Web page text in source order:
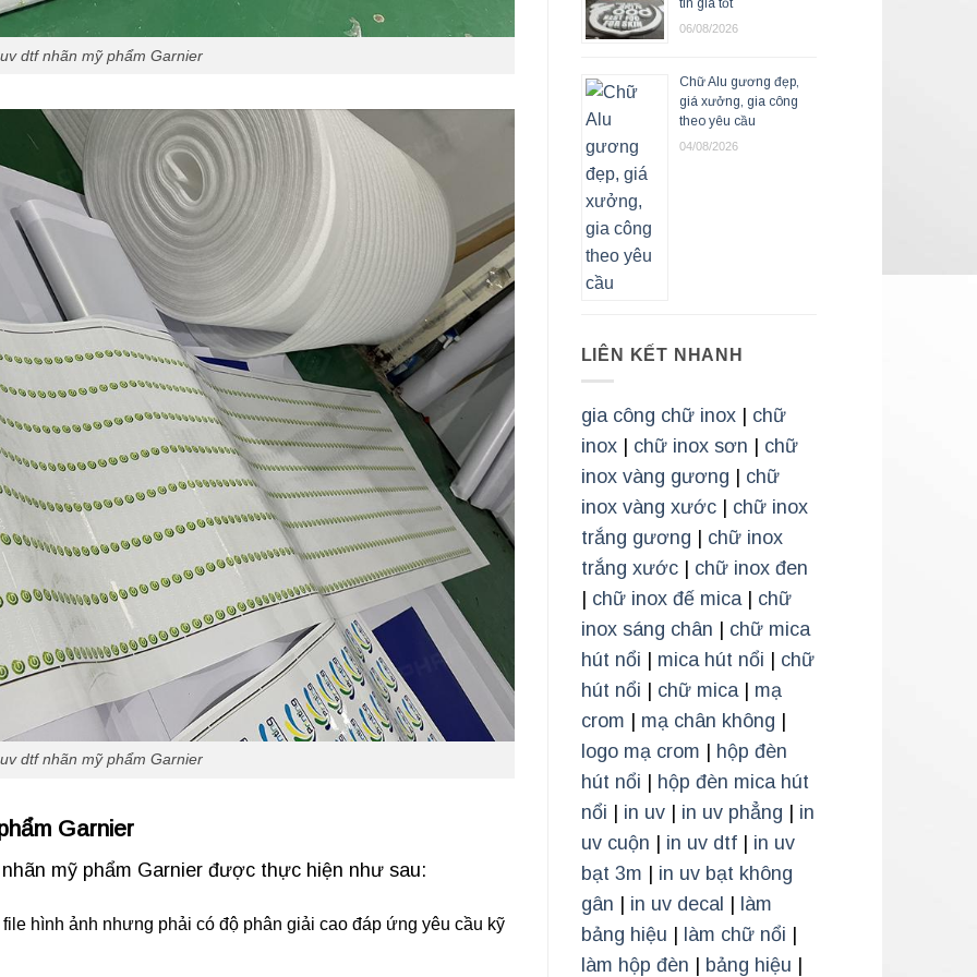
dtf nhãn mỹ phẩm Garnier
dtf nhãn mỹ phẩm Garnier
Garnier
mỹ phẩm Garnier được thực hiện như sau:
hình ảnh nhưng phải có độ phân giải cao đáp ứng yêu cầu kỹ
06/08/2026
Chữ Alu gương đẹp,
giá xưởng, gia công
theo yêu cầu
04/08/2026
LIÊN KẾT NHANH
gia công chữ inox| chữ
inox| chữ inox sơn
chữ
inox vàng gương
chữ
inox vàng xước| chữ inox
trắng gương
chữ inox
trắng xước| chữ inox đen
chữ inox đế mica| chữ
inox sáng chân
chữ mica
hút nổi
mica hút nổi
chữ
hút nổi
chữ mica| mạ
crom
mạ chân không
logo mạ crom
hộp đèn
hút nổi
hộp đèn mica hút
nổi
in uv| in uv phẳng
in
uv cuộn
in uv dtf| in uv
bạt 3m
in uv bạt không
gân
in uv decal
làm
bảng hiệu
làm chữ nổi
làm hộp đèn
bảng hiệu